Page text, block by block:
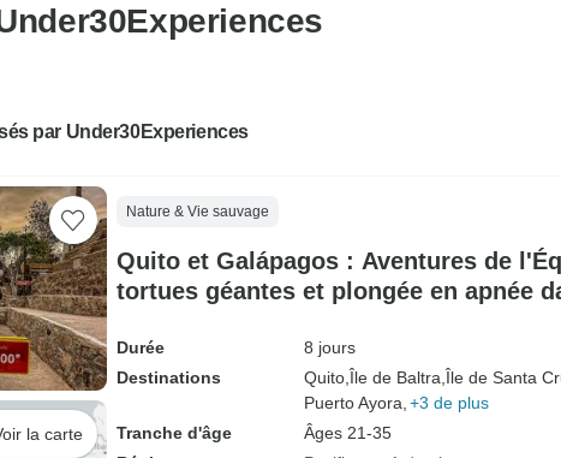
par Under30Experiences
la carte
Nature & Vie sauvage
Quito et Galápagos : Aventures de
tortues géantes et plongée en apnée
Durée
8 jours
Destinations
Quito, Île de Baltra, Île de Santa
Puerto Ayora, +3 de plus
Tranche d'âge
Âges 21-35